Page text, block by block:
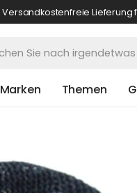
Versandkostenfreie Lieferung
Marken Themen